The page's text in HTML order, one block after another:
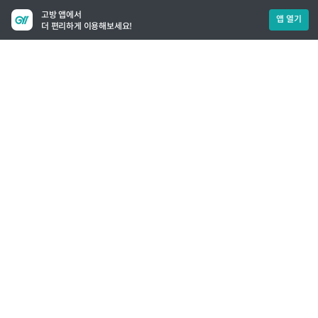
고방 앱에서
더 편리하게 이용해보세요!
앱 열기